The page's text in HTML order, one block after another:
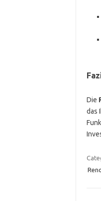
Die
das